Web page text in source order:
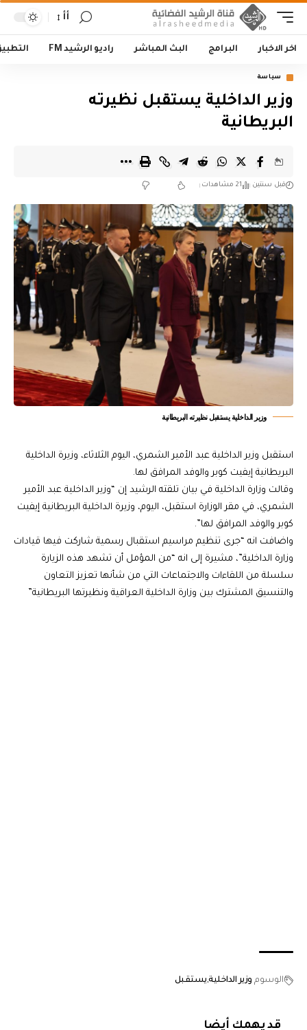
أأ
اخر الاخبار البرامج البث المباشر راديو الرشيد FM
سياسة
وزير الداخلية يستقبل نظيرته
البريطانية
قبل سنتين 21 مشاهدات
وزير الداخلية يستقبل نظيرته البريطانية
استقبل وزير الداخلية عبد الأمير الشمري، اليوم الثلاثاء، وزيرة الداخلية
البريطانية إيفيت كوبر والوفد المرافق لها.
وقالت وزارة الداخلية في بيان تلقته الرشيد إن “وزير الداخلية عبد الأمير
الشمري، في مقر الوزارة استقبل، اليوم، وزيرة الداخلية البريطانية إيفيت
كوبر والوفد المرافق لها”.
واضافت انه “جرى تنظيم مراسيم استقبال رسمية شاركت فيها قيادات
وزارة الداخلية”، مشيرة إلى انه “من المؤمل أن تشهد هذه الزيارة
سلسلة من اللقاءات والاجتماعات التي من شأنها تعزيز التعاون
والتنسيق المشترك بين وزارة الداخلية العراقية ونظيرتها البريطانية”
الوسوم وزير الداخلية يستقبل
قد يهمك أيضا